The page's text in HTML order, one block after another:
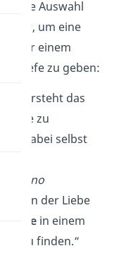
Diese Auswahl
um eine
oder einem
Tiefe zu geben:
versteht das
andere zu
dabei selbst
in der Liebe
Ruhe in einem
zu finden.“